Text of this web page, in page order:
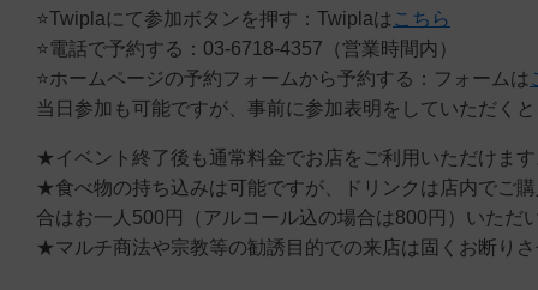
⭐️Twiplaにて参加ボタンを押す：Twiplaは こちら
⭐️電話で予約する：03-6718-4357（営業時間内）
⭐️ホームページの予約フォームから予約する：フォームは
当日参加も可能ですが、事前に参加表明をしていただく
★イベント終了後も通常料金でお店をご利用いただけま
★食べ物の持ち込みは可能ですが、ドリンクは店内でご
合はお一人500円（アルコール込の場合は800円）いただ
★マルチ商法や宗教等の勧誘目的での来店は固くお断り